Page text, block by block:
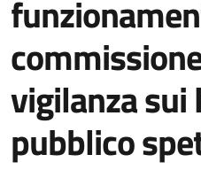
vigilanza sui
pubblico